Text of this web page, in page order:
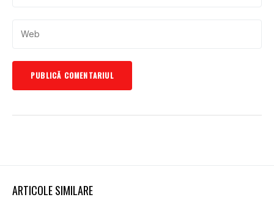
ARTICOLE SIMILARE